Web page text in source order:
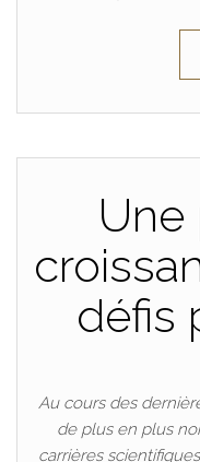
Une
défis
Au cours des
de plus en plus
carrières